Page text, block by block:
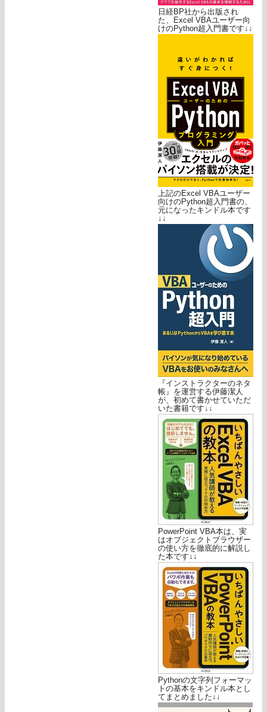
日経BP社から出版され
た、Excel VBAユーザー向
けのPython超入門書です↓↓
上記のExcel VBAユーザー
向けのPython超入門書の、
元になったキンドル本です
↓↓
『インストラクターのネタ
帳』を運営する伊藤潔人
が、初めて書かせていただ
いた書籍です↓↓
PowerPoint VBA本は、実
はオブジェクトブラウザー
の使い方を徹底的に解説し
た本です↓↓
Pythonの文字列フォーマッ
トの基本をキンドル本とし
てまとめました↓↓